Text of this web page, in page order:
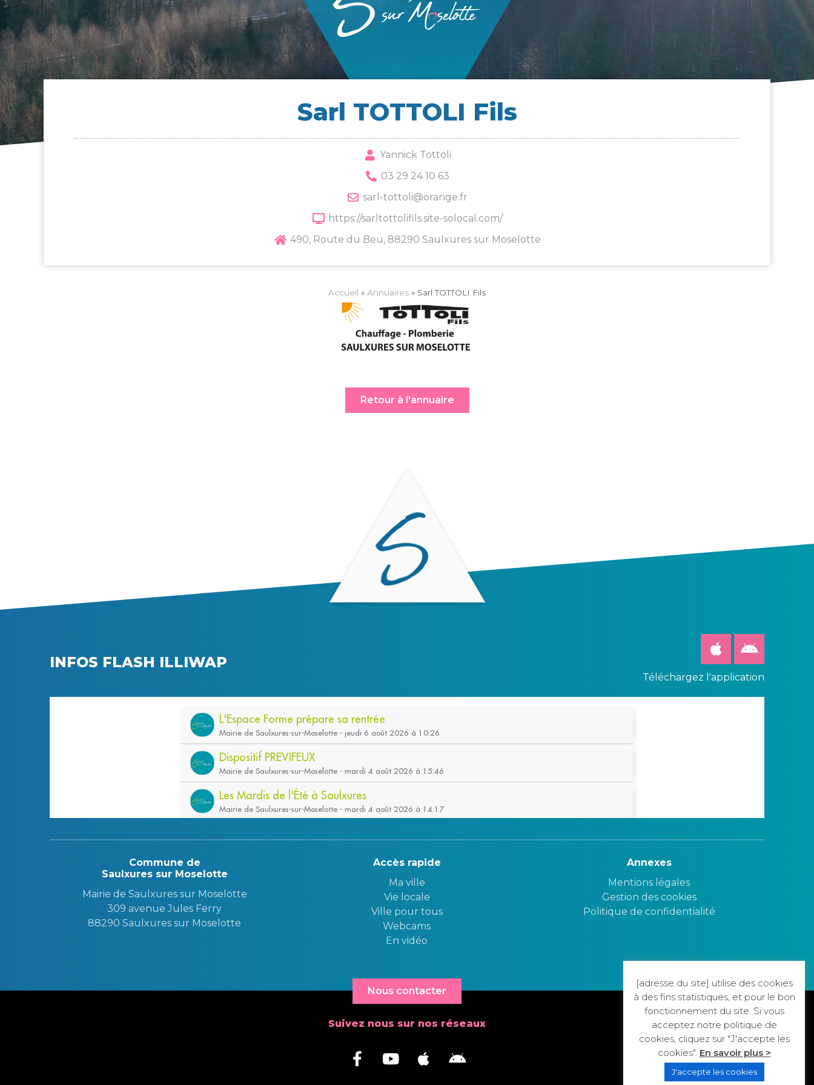
Sarl TOT­TO­LI Fils
Yannick Tottoli
03 29 24 10 63
sarl-tottoli@orange.fr
https://sarltottolifils.site-solocal.com/
490, Route du Beu, 88290 Saulxures sur Moselotte
Accueil » Annuaires » Sarl TOT­TO­LI Fils
Retour à l'annuaire
INFOS FLASH ILLIWAP
Téléchargez l'application
Commune de
Saulxures sur Moselotte
Mairie de Saulxures sur Moselotte
309 avenue Jules Ferry
88290 Saulxures sur Moselotte
Accès rapide
Ma ville
Vie locale
Ville pour tous
Webcams
En vidéo
Annexes
Mentions légales
Gestion des cookies
Politique de confidentialité
Nous contacter
Suivez nous sur nos réseaux
[adresse du site] utilise des cookies
à des fins statistiques, et pour le bon
fonctionnement du site. Si vous
acceptez notre politique de
cookies, cliquez sur "J'accepte les
cookies". En savoir plus >
J'accepte les cookies